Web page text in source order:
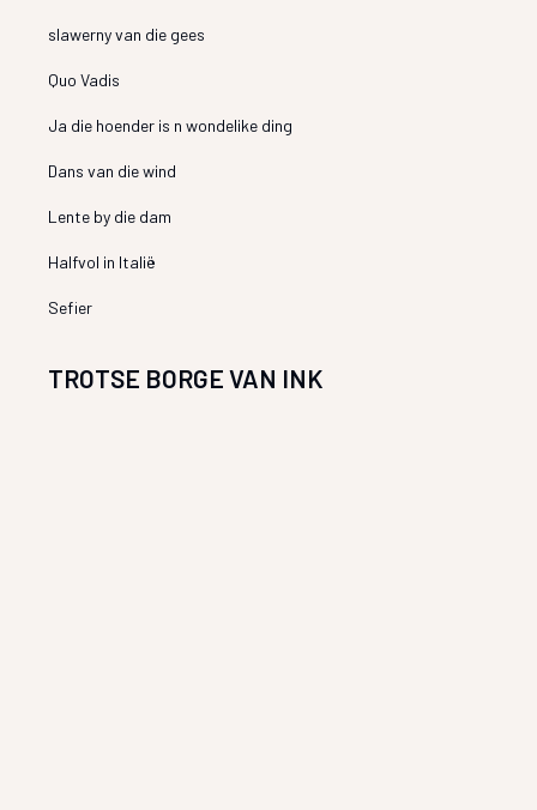
slawerny van die gees
Quo Vadis
Ja die hoender is n wondelike ding
Dans van die wind
Lente by die dam
Halfvol in Italië
Sefier
TROTSE BORGE VAN INK